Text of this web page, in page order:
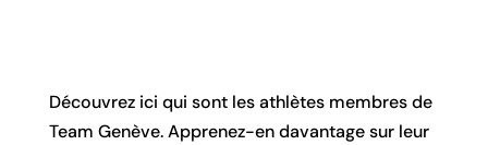
Découvrez ici qui sont les athlètes membres de
Team Genève. Apprenez-en davantage sur leur